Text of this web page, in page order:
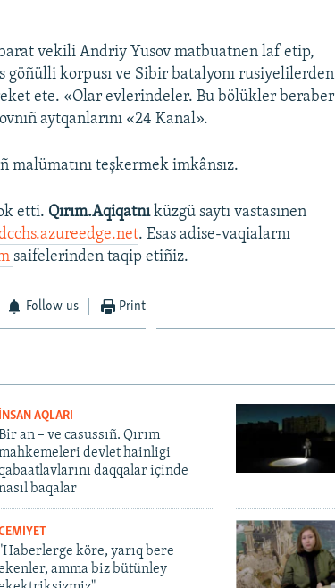
vekili Andriy Yusov matbuatnen laf etip,
göñülli korpusı ve Sibir batalyonı rusiyelilerden
ete. «Olar evlerindeler. Bu bölükler beraber
aytqanlarını «24 Kanal».
teşkermek imkânsız.
etti. Qırım.Aqiqatnıküzgü saytı vastasınen
. Esas adise-vaqialarnı
saifelerinden taqip etiñiz.
Follow us Print
İNSAN AQLARI
an – ve casussıñ. Qırım
devlet hainligi
daqqalar içinde
baqalar
"Haberlerge köre, yarıq bere
amma biz bütünley